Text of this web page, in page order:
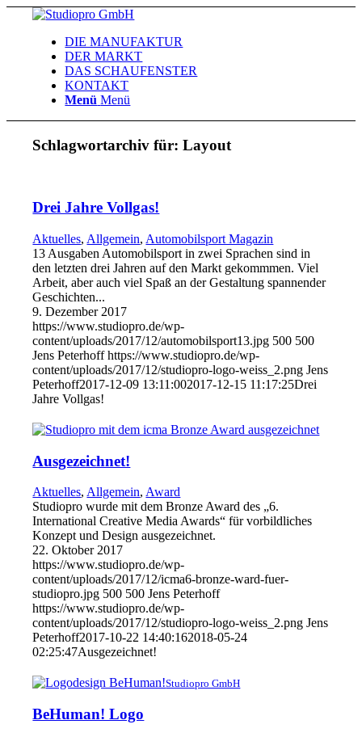
DIE MANUFAKTUR
DER MARKT
DAS SCHAUFENSTER
KONTAKT
Menü Menü
Schlagwortarchiv für:Layout
Drei Jahre Vollgas!
Aktuelles, Allgemein, Automobilsport Magazin
13 Ausgaben Automobilsport in zwei Sprachen sind in
den letzten drei Jahren auf den Markt gekommmen. Viel
Arbeit, aber auch viel Spaß an der Gestaltung spannender
Geschichten...
9. Dezember 2017
https://www.studiopro.de/wp-
content/uploads/2017/12/automobilsport13.jpg 500 500
Jens Peterhoff https://www.studiopro.de/wp-
content/uploads/2017/12/studiopro-logo-weiss_2.png Jens
Peterhoff2017-12-09 13:11:002017-12-15 11:17:25Drei
Jahre Vollgas!
Ausgezeichnet!
Aktuelles, Allgemein, Award
Studiopro wurde mit dem Bronze Award des „6.
International Creative Media Awards“ für vorbildliches
Konzept und Design ausgezeichnet.
22. Oktober 2017
https://www.studiopro.de/wp-
content/uploads/2017/12/icma6-bronze-ward-fuer-
studiopro.jpg 500 500 Jens Peterhoff
https://www.studiopro.de/wp-
content/uploads/2017/12/studiopro-logo-weiss_2.png Jens
Peterhoff2017-10-22 14:40:162018-05-24
02:25:47Ausgezeichnet!
Studiopro GmbH
BeHuman! Logo